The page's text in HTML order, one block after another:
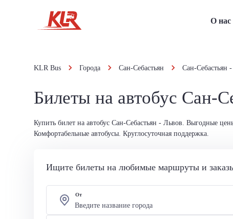
О нас
KLR Bus Города Сан-Себастьян Сан-Себастьян
Билеты на автобус Сан-
Купить билет на автобус Сан-Себастьян - Львов. Выгодные
Комфортабельные автобусы. Круглосуточная поддержка.
Ищите билеты на любимые маршруты и
От